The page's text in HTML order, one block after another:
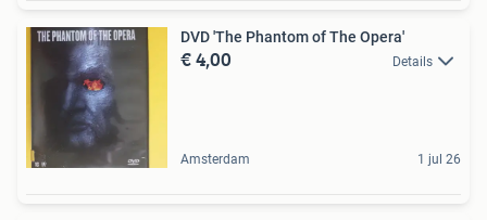
DVD 'The Phantom of The Opera'
€ 4,00 Details
Amsterdam 1 jul 26